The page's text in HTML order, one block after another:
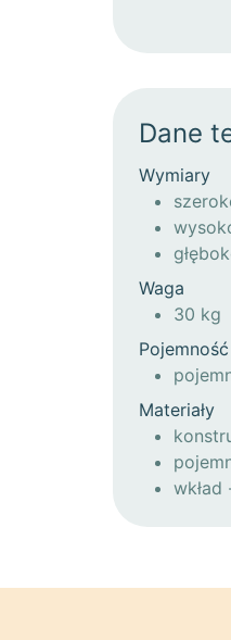
Dane
Wymiary
Waga
30 kg
Pojemność
Materiały
wkład